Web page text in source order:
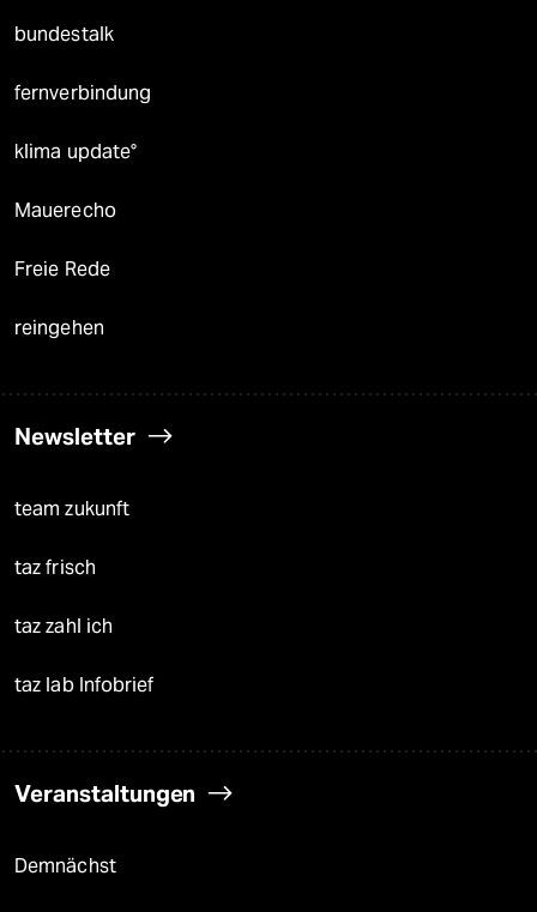
bundestalk
fernverbindung
klima update°
Mauerecho
Freie Rede
reingehen
Newsletter
team zukunft
taz frisch
taz zahl ich
taz lab Infobrief
Veranstaltungen
Demnächst